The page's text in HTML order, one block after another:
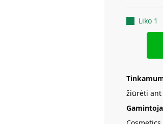
Liko 1
žiūrėti ant